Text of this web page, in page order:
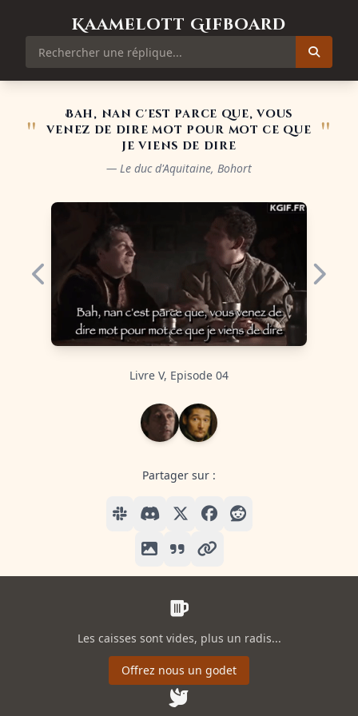
Kaamelott Gifboard
"
Bah, nan c'est parce que, vous
venez de dire mot pour mot ce que
je viens de dire
"
— Le duc d'Aquitaine, Bohort
Livre V, Episode 04
Partager sur :
Les caisses sont vides, plus un radis...
Offrez nous un godet